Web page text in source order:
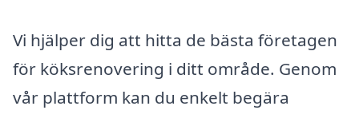
Vi hjälper dig att hitta de bästa företagen
för köksrenovering i ditt område. Genom
vår plattform kan du enkelt begära